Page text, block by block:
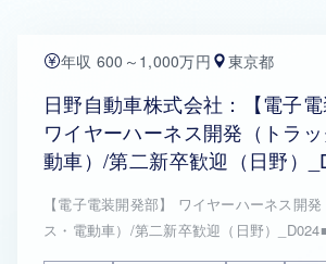
年収 600～1,000万円 東京都
日野自動車株式会社：【電子電
ワイヤーハーネス開発（トラ
動車）/第二新卒歓迎（日野）
【電子電装開発部】 ワイヤーハーネス開
ス・電動車）/第二新卒歓迎（日野）